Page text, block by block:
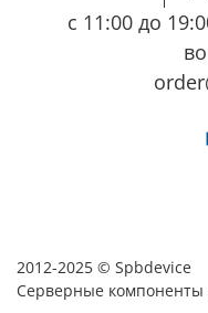
с 11:00 до
2012-2025 © Spbdevice
Серверные компоненты